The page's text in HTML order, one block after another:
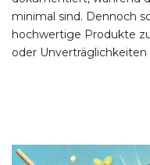
minimal sind. Dennoch
hochwertige Produkte
oder